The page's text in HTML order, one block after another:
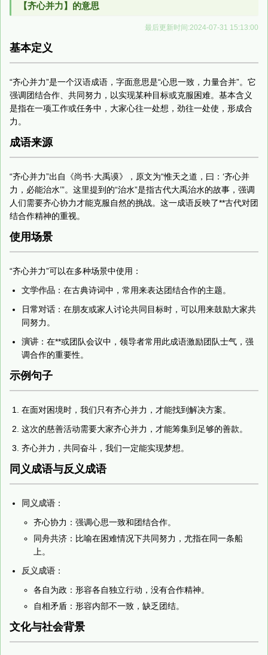
【齐心并力】的意思
最后更新时间:2024-07-31 15:13:00
基本定义
“齐心并力”是一个汉语成语，字面意思是“心思一致，力量合并”。它
强调团结合作、共同努力，以实现某种目标或克服困难。基本含义
是指在一项工作或任务中，大家心往一处想，劲往一处使，形成合
力。
成语来源
“齐心并力”出自《尚书·大禹谟》，原文为“惟天之道，曰：‘齐心并
力，必能治水’”。这里提到的“治水”是指古代大禹治水的故事，强调
人们需要齐心协力才能克服自然的挑战。这一成语反映了**古代对团
结合作精神的重视。
使用场景
“齐心并力”可以在多种场景中使用：
文学作品 ：在古典诗词中，常用来表达团结合作的主题。
日常对话 ：在朋友或家人讨论共同目标时，可以用来鼓励大家共
同努力。
演讲 ：在**或团队会议中，领导者常用此成语激励团队士气，强
调合作的重要性。
示例句子
在面对困境时，我们只有齐心并力，才能找到解决方案。
这次的慈善活动需要大家齐心并力，才能筹集到足够的善款。
齐心并力，共同奋斗，我们一定能实现梦想。
同义成语与反义成语
同义成语 ：
齐心协力：强调心思一致和团结合作。
同舟共济：比喻在困难情况下共同努力，尤指在同一条船
上。
反义成语 ：
各自为政：形容各自独立行动，没有合作精神。
自相矛盾：形容内部不一致，缺乏团结。
文化与社会背景